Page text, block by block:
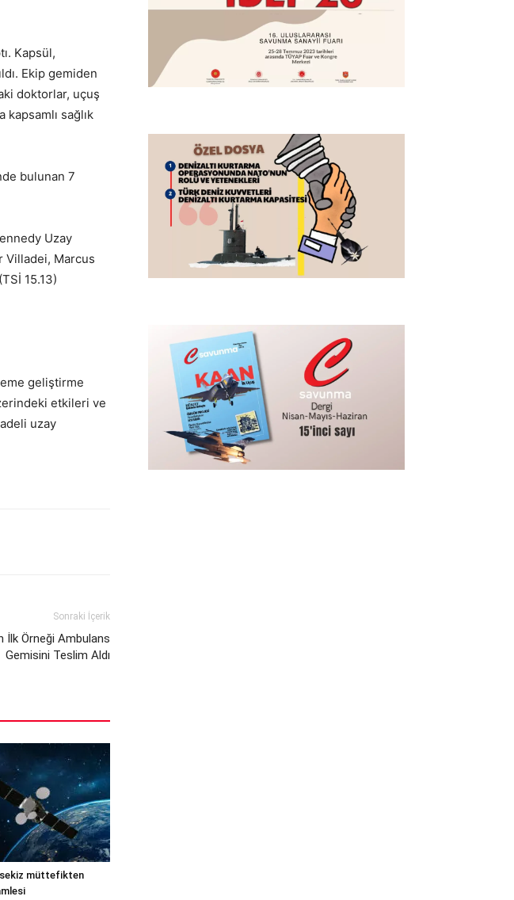
Kapsül,
Ekip gemiden
doktorlar, uçuş
sağlık
bulunan 7
Uzay
Villadei, Marcus
15.13)
geliştirme
etkileri ve
uzay
Sonraki İçerik
İlk Örneği Ambulans
Gemisini Teslim Aldı
müttefikten